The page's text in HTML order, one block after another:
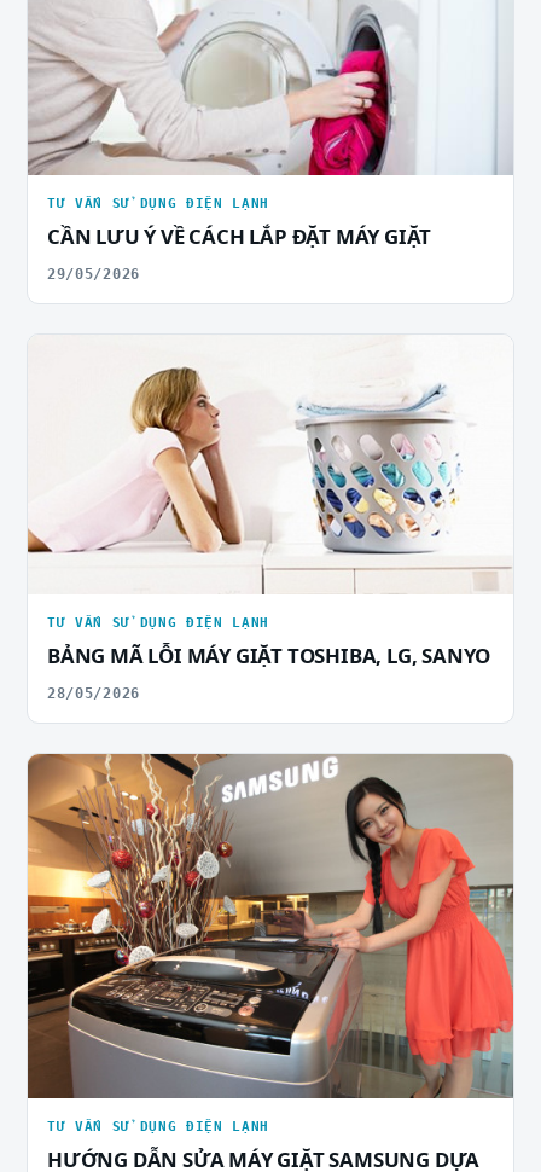
TƯ VẤN SỬ DỤNG ĐIỆN LẠNH
CẦN LƯU Ý VỀ CÁCH LẮP ĐẶT MÁY GIẶT
29/05/2026
TƯ VẤN SỬ DỤNG ĐIỆN LẠNH
BẢNG MÃ LỖI MÁY GIẶT TOSHIBA, LG, SANYO
28/05/2026
TƯ VẤN SỬ DỤNG ĐIỆN LẠNH
HƯỚNG DẪN SỬA MÁY GIẶT SAMSUNG DỰA